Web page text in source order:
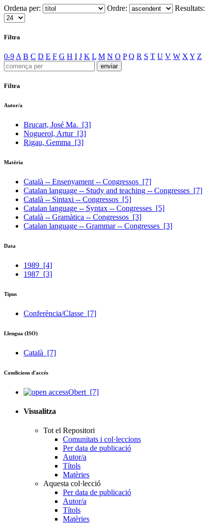
Ordena per: Ordre: Resultats:
Filtra
0-9 A B C D E F G H I J K L M N O P Q R S T U V W X Y Z
Filtra
Autor/a
Brucart, José Ma. [3]
Noguerol, Artur [3]
Rigau, Gemma [3]
Matèria
Català -- Ensenyament -- Congressos [7]
Catalan language -- Study and teaching -- Congresses [7]
Català -- Sintaxi -- Congressos [5]
Catalan language -- Syntax -- Congresses [5]
Català -- Gramàtica -- Congressos [3]
Catalan language -- Grammar -- Congresses [3]
Data
1989 [4]
1987 [3]
Tipus
Conferència/Classe [7]
Llengua (ISO)
Català [7]
Condicions d'accés
Obert [7]
Visualitza
Tot el Repositori
Comunitats i col·leccions
Per data de publicació
Autor/a
Títols
Matèries
Aquesta col·lecció
Per data de publicació
Autor/a
Títols
Matèries